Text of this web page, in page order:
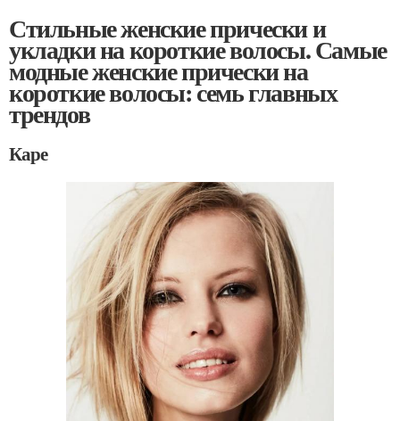
Стильные женские прически и
укладки на короткие волосы. Самые
модные женские прически на
короткие волосы: семь главных
трендов
Каре